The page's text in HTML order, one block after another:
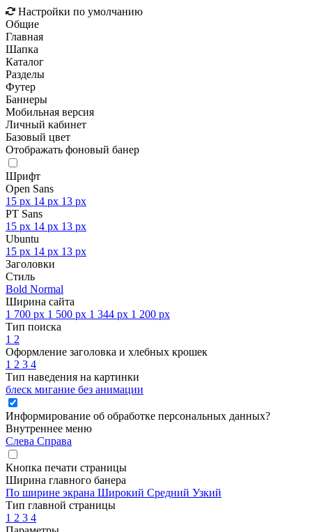
Настройки по умолчанию
Общие
Главная
Шапка
Каталог
Разделы
Футер
Баннеры
Мобильная версия
Личный кабинет
Базовый цвет
Отображать фоновый банер
Шрифт
Open Sans
15 px 14 px 13 px
PT Sans
15 px 14 px 13 px
Ubuntu
15 px 14 px 13 px
Заголовки
Стиль
Bold Normal
Ширина сайта
1 700 px 1 500 px 1 344 px 1 200 px
Тип поиска
1 2
Оформление заголовка и хлебных крошек
1 2 3 4
Тип наведения на картинки
блеск мигание без анимации
Информирование об обработке персональных данных?
Внутреннее меню
Слева Справа
Кнопка печати страницы
Ширина главного банера
По ширине экрана Широкий Средний Узкий
Тип главной страницы
1 2 3 4